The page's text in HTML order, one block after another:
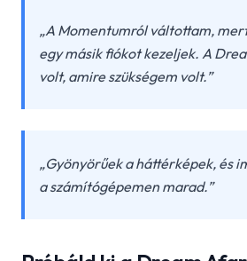
„A Momentumról váltottam,
egy másik fiókot kezeljek. A
volt, amire szükségem volt.”
„Gyönyörűek a háttérképek, és
a számítógépemen marad.”